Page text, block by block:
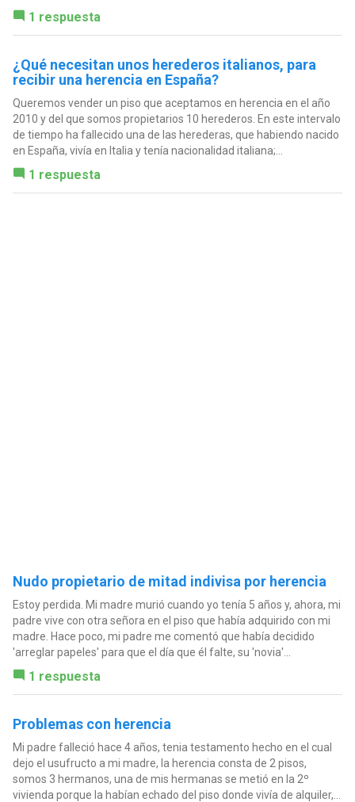
1 respuesta
¿Qué necesitan unos herederos italianos, para
recibir una herencia en España?
Queremos vender un piso que aceptamos en herencia en el año
2010 y del que somos propietarios 10 herederos. En este intervalo
de tiempo ha fallecido una de las herederas, que habiendo nacido
en España, vivía en Italia y tenía nacionalidad italiana;...
1 respuesta
Nudo propietario de mitad indivisa por herencia
Estoy perdida. Mi madre murió cuando yo tenía 5 años y, ahora, mi
padre vive con otra señora en el piso que había adquirido con mi
madre. Hace poco, mi padre me comentó que había decidido
'arreglar papeles' para que el día que él falte, su 'novia'...
1 respuesta
Problemas con herencia
Mi padre falleció hace 4 años, tenia testamento hecho en el cual
dejo el usufructo a mi madre, la herencia consta de 2 pisos,
somos 3 hermanos, una de mis hermanas se metió en la 2º
vivienda porque la habían echado del piso donde vivía de alquiler,...